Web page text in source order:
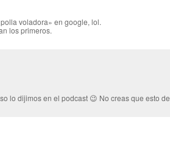
voladora» en google, lol.
los primeros.
lo dijimos en el podcast 😉 No creas que esto